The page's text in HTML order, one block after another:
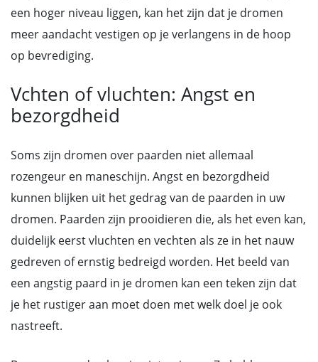
een hoger niveau liggen, kan het zijn dat je dromen
meer aandacht vestigen op je verlangens in de hoop
op bevrediging.
Vchten of vluchten: Angst en
bezorgdheid
Soms zijn dromen over paarden niet allemaal
rozengeur en maneschijn. Angst en bezorgdheid
kunnen blijken uit het gedrag van de paarden in uw
dromen. Paarden zijn prooidieren die, als het even kan,
duidelijk eerst vluchten en vechten als ze in het nauw
gedreven of ernstig bedreigd worden. Het beeld van
een angstig paard in je dromen kan een teken zijn dat
je het rustiger aan moet doen met welk doel je ook
nastreeft.